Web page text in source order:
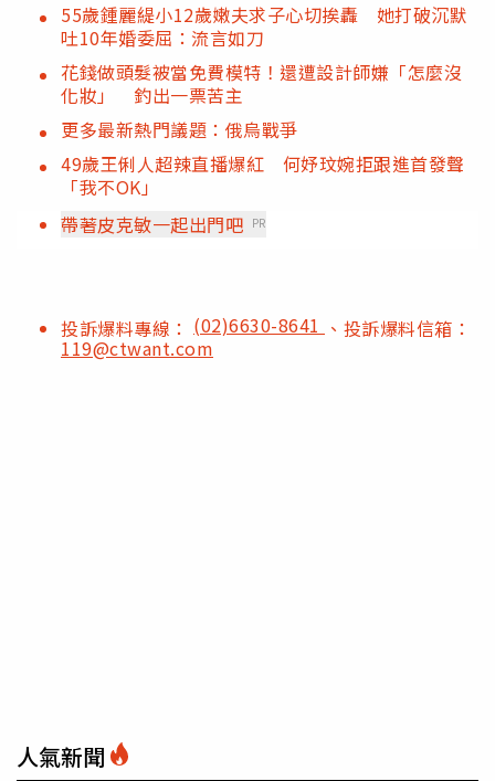
55歲鍾麗緹小12歲嫩夫求子心切挨轟 她打破沉默
吐10年婚委屈：流言如刀
花錢做頭髮被當免費模特！還遭設計師嫌「怎麼沒
化妝」 釣出一票苦主
更多最新熱門議題：俄烏戰爭
49歲王俐人超辣直播爆紅 何妤玟婉拒跟進首發聲
「我不OK」
帶著皮克敏一起出門吧 PR
投訴爆料專線： (02)6630-8641 、投訴爆料信箱：
119@ctwant.com
人氣新聞